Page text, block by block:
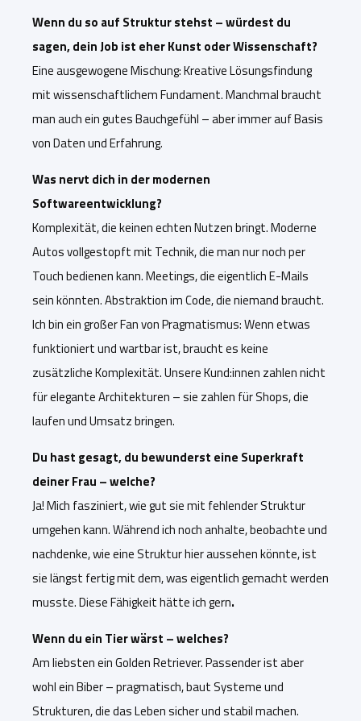
Wenn du so auf Struktur stehst – würdest du
sagen, dein Job ist eher Kunst oder Wissenschaft?
Eine ausgewogene Mischung: Kreative Lösungsfindung
mit wissenschaftlichem Fundament. Manchmal braucht
man auch ein gutes Bauchgefühl – aber immer auf Basis
von Daten und Erfahrung.
Was nervt dich in der modernen
Softwareentwicklung?
Komplexität, die keinen echten Nutzen bringt. Moderne
Autos vollgestopft mit Technik, die man nur noch per
Touch bedienen kann. Meetings, die eigentlich E-Mails
sein könnten. Abstraktion im Code, die niemand braucht.
Ich bin ein großer Fan von Pragmatismus: Wenn etwas
funktioniert und wartbar ist, braucht es keine
zusätzliche Komplexität. Unsere Kund:innen zahlen nicht
für elegante Architekturen – sie zahlen für Shops, die
laufen und Umsatz bringen.
Du hast gesagt, du bewunderst eine Superkraft
deiner Frau – welche?
Ja! Mich fasziniert, wie gut sie mit fehlender Struktur
umgehen kann. Während ich noch anhalte, beobachte und
nachdenke, wie eine Struktur hier aussehen könnte, ist
sie längst fertig mit dem, was eigentlich gemacht werden
musste.Diese Fähigkeit hätte ich gern.
Wenn du ein Tier wärst – welches?
Am liebsten ein Golden Retriever. Passender ist aber
wohl ein Biber – pragmatisch, baut Systeme und
Strukturen, die das Leben sicher und stabil machen.